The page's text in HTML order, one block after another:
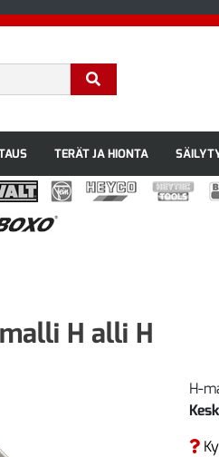
TERÄT JA HIONTA
H alli H
H-